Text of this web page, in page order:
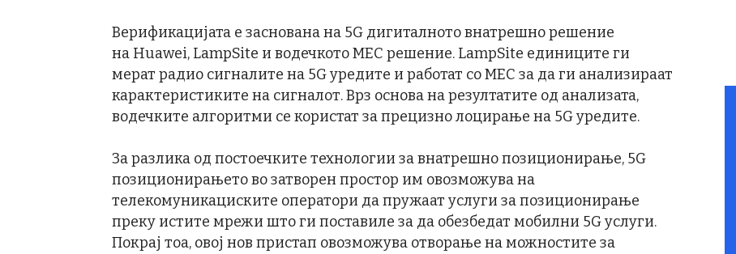
Верификацијата е заснована на 5G дигиталното внатрешно решение
на Huawei, LampSite и водечкото MEC решение. LampSite eдиниците ги
мерат радио сигналите на 5G уредите и работат со MEC за да ги анализираат
карактеристиките на сигналот. Врз основа на резултатите од анализата,
водечките алгоритми се користат за прецизно лоцирање на 5G уредите.
За разлика од постоечките технологии за внатрешно позиционирање, 5G
позиционирањето во затворен простор им овозможува на
телекомуникациските оператори да пружаат услуги за позиционирање
преку истите мрежи што ги поставиле за да обезбедат мобилни 5G услуги.
Покрај тоа, овој нов пристап овозможува отворање на можностите за